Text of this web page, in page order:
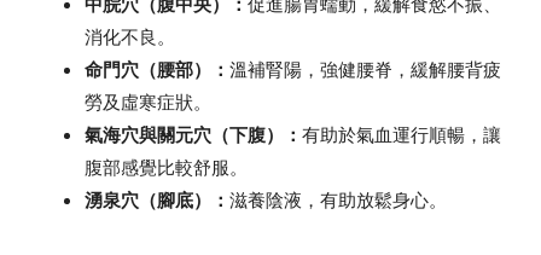
消化不良。
命門穴（腰部）： 溫補腎陽，強健腰脊，緩解腰背疲
勞及虛寒症狀。
氣海穴與關元穴（下腹）： 有助於氣血運行順暢，讓
腹部感覺比較舒服。
湧泉穴（腳底）： 滋養陰液，有助放鬆身心。